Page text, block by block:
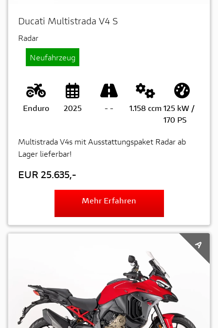
Ducati Multistrada V4 S
Radar
Neufahrzeug
Enduro 2025 - - 1.158 ccm 125 kW /
170 PS
Multistrada V4s mit Ausstattungspaket Radar ab
Lager lieferbar!
EUR 25.635,-
Mehr Erfahren
A